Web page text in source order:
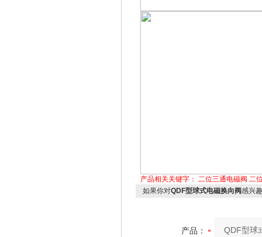
产品相关关键字： 二位三通电磁阀 二
如果你对QDF型球式电磁换向阀感兴
产品：